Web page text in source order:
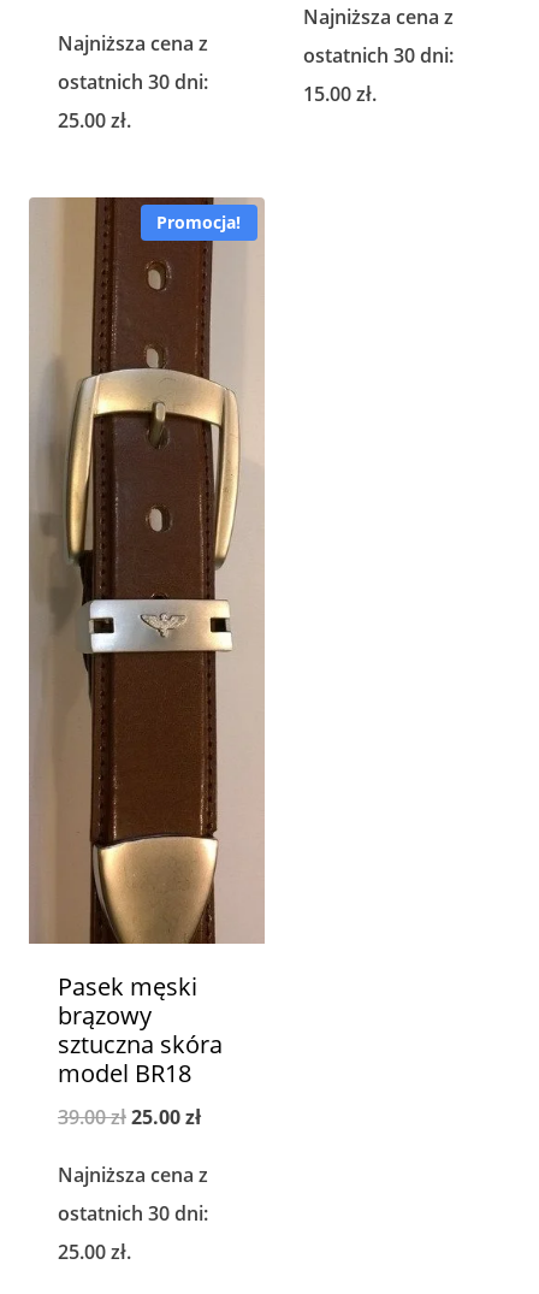
Najniższa cena z
ostatnich 30 dni:
25.00zł.
Najniższa cena z
ostatnich 30 dni:
15.00zł.
Promocja!
Pasek męski
brązowy
sztuczna skóra
model BR18
39.00złPierwotna
25.00złAktualna
Najniższa cena z
ostatnich 30 dni:
25.00zł.